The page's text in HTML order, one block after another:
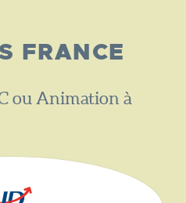
FRANCE
ou Animation à